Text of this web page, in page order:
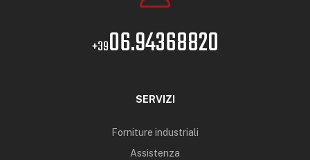
+3906.94368820
SERVIZI
Forniture industriali
Assistenza